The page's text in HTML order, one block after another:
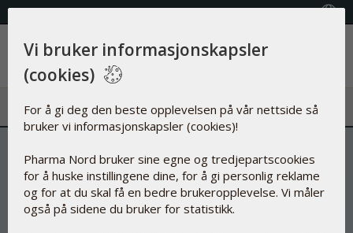
FRI FRAKT
Vi bruker informasjonskapsler
(cookies)
For å gi deg den beste opplevelsen på vår nettside så
bruker vi informasjonskapsler (cookies)!
Pharma Nord bruker sine egne og tredjepartscookies
for å huske instillingene dine, for å gi personlig reklame
og for at du skal få en bedre brukeropplevelse. Vi måler
også på sidene du bruker for statistikk.